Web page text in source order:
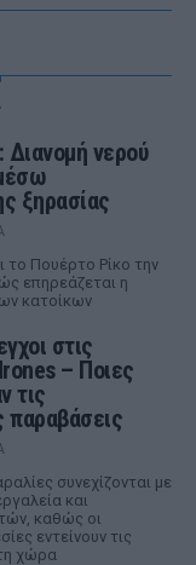
Διανομή νερού
ξηρασίας
το Πουέρτο Ρίκο την
επηρεάζεται η
κατοίκων
στις
– Ποιες
τις
παραβάσεις
συνεχίζονται με
και
καθώς οι
εντείνουν τις
χώρα